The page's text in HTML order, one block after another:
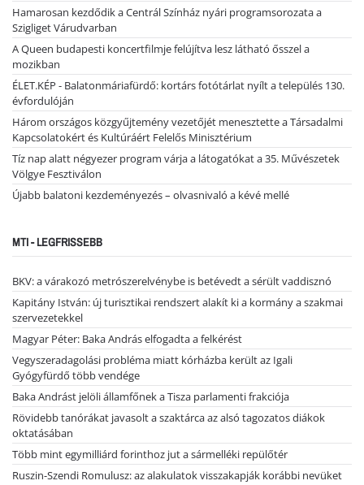
Hamarosan kezdődik a Centrál Színház nyári programsorozata a
Szigliget Várudvarban
A Queen budapesti koncertfilmje felújítva lesz látható ősszel a
mozikban
ÉLET.KÉP - Balatonmáriafürdő: kortárs fotótárlat nyílt a település 130.
évfordulóján
Három országos közgyűjtemény vezetőjét menesztette a Társadalmi
Kapcsolatokért és Kultúráért Felelős Minisztérium
Tíz nap alatt négyezer program várja a látogatókat a 35. Művészetek
Völgye Fesztiválon
Újabb balatoni kezdeményezés – olvasnivaló a kévé mellé
MTI - LEGFRISSEBB
BKV: a várakozó metrószerelvénybe is betévedt a sérült vaddisznó
Kapitány István: új turisztikai rendszert alakít ki a kormány a szakmai
szervezetekkel
Magyar Péter: Baka András elfogadta a felkérést
Vegyszeradagolási probléma miatt kórházba került az Igali
Gyógyfürdő több vendége
Baka Andrást jelöli államfőnek a Tisza parlamenti frakciója
Rövidebb tanórákat javasolt a szaktárca az alsó tagozatos diákok
oktatásában
Több mint egymilliárd forinthoz jut a sármelléki repülőtér
Ruszin-Szendi Romulusz: az alakulatok visszakapják korábbi nevüket